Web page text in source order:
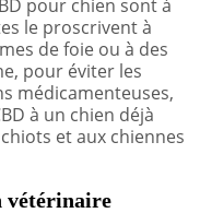
pour chien sont à
le proscrivent à
de foie ou à des
pour éviter les
médicamenteuses,
à un chien déjà
et aux chiennes
vétérinaire